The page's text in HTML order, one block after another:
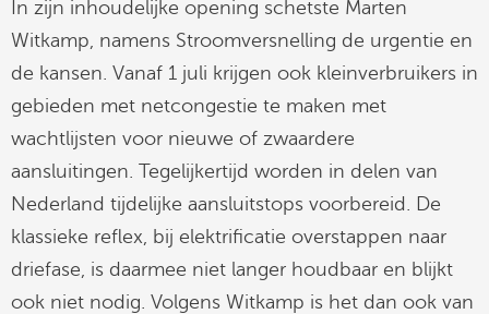
In zijn inhoudelijke opening schetste Marten
Witkamp, namens Stroomversnelling de urgentie en
de kansen. Vanaf 1 juli krijgen ook kleinverbruikers in
gebieden met netcongestie te maken met
wachtlijsten voor nieuwe of zwaardere
aansluitingen. Tegelijkertijd worden in delen van
Nederland tijdelijke aansluitstops voorbereid. De
klassieke reflex, bij elektrificatie overstappen naar
driefase, is daarmee niet langer houdbaar en blijkt
ook niet nodig. Volgens Witkamp is het dan ook van